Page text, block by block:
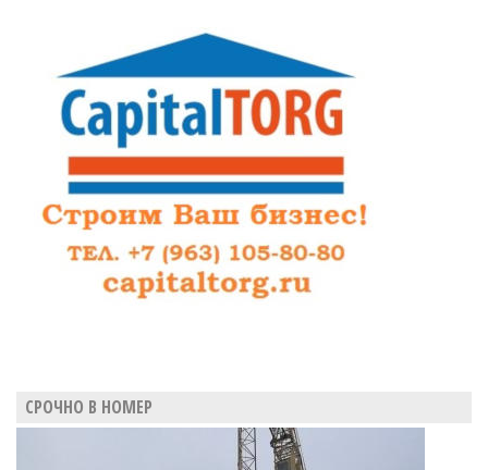
СРОЧНО В НОМЕР